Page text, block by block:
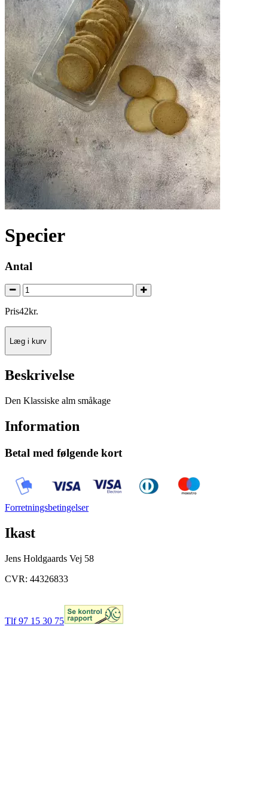
Specier
Antal
Pris42kr.
Læg i kurv
Beskrivelse
Den Klassiske alm småkage
Information
Betal med følgende kort
Forretningsbetingelser
Ikast
Jens Holdgaards Vej 58
CVR: 44326833
Tlf 97 15 30 75